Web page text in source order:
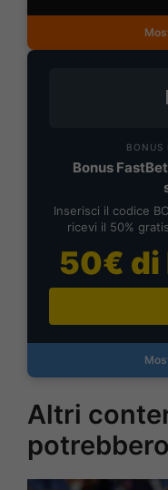
BONUS
Bonus
Inserisci il codice
ricevi il 50%
50€ di
Altri